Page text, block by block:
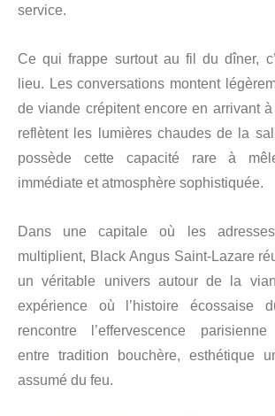
service.
Ce qui frappe surtout au fil du dîner,
lieu. Les conversations montent
de viande crépitent encore en arrivant
reflètent les lumières chaudes de la
possède cette capacité rare à
immédiate et atmosphère sophistiquée.
Dans une capitale où les
multiplient, Black Angus Saint-Lazare
un véritable univers autour de la
expérience où l’histoire écossaise
rencontre l’effervescence parisienne
entre tradition bouchère, esthétique
assumé du feu.